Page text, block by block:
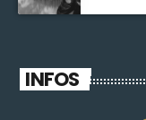
INFOS